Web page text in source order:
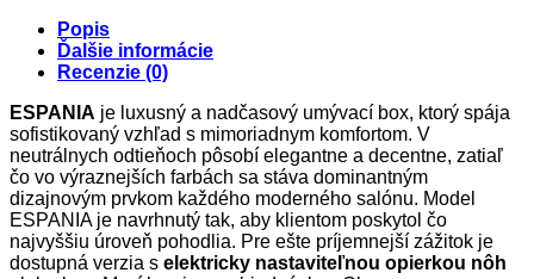
Popis
Ďalšie informácie
Recenzie (0)
ESPANIA je luxusný a nadčasový umývací box, ktorý spája
sofistikovaný vzhľad s mimoriadnym komfortom. V
neutrálnych odtieňoch pôsobí elegantne a decentne, zatiaľ
čo vo výraznejších farbách sa stáva dominantným
dizajnovým prvkom každého moderného salónu. Model
ESPANIA je navrhnutý tak, aby klientom poskytol čo
najvyššiu úroveň pohodlia. Pre ešte príjemnejší zážitok je
dostupná verzia s elektricky nastaviteľnou opierkou nôh